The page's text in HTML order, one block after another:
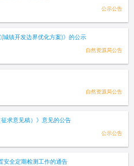
公示公告
镇开发边界优化方案)》的公示
自然资源局公告
自然资源局公告
求意见稿）》意见的公告
公示公告
安全定期检测工作的通告